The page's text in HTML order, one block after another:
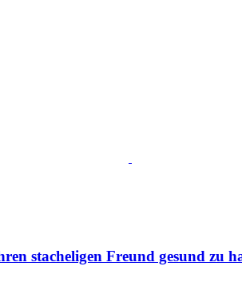
stacheligen Freund gesund zu